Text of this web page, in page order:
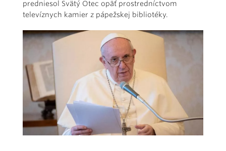
predniesol Svätý Otec opäť prostredníctvom
televíznych kamier z pápežskej bibliotéky.